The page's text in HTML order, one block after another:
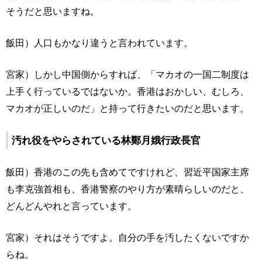
そうだと思いますね。
飯田）人口もかなり違うと言われています。
宮家）しかし中国側からすれば、「マカオの一国二制度は
上手く行っているではないか。香港はおかしい、むしろ、
マカオが正しいのだ」と持って行きたいのだと思います。
汚れ役をやらされている林鄭月娥行政長官
飯田）香港のこの先も含めてですけれど、習近平国家主席
も李克強首相も、香港警察のやり方が素晴らしいのだと、
どんどんやれと言っています。
宮家）それはそうですよ。自分の手を汚したくないですか
らね。